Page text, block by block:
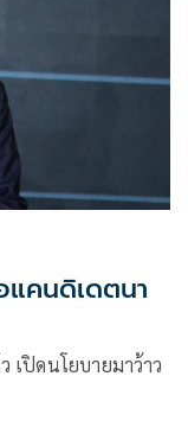
แคนดิเดตนา
เปิดนโยบายมาว้าว